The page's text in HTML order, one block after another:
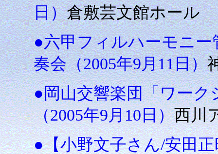
日）倉敷芸文館ホール
●六甲フィルハーモニ
奏会（2005年9月11日）
●岡山交響楽団「ワー
（2005年9月10日）西川
●【小野文子さん/安田